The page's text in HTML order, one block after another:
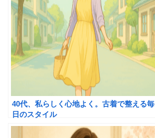
40代、私らしく心地よく。古着で整える毎
日のスタイル